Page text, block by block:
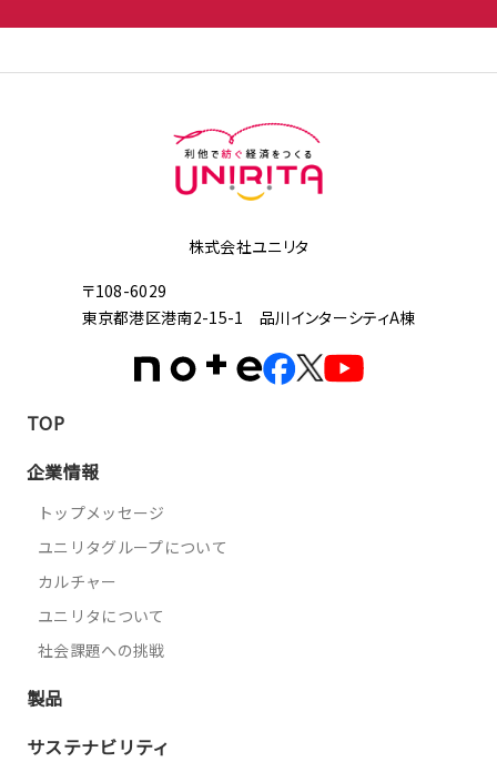
株式会社ユニリタ
〒108-6029
東京都港区港南2-15-1 品川インターシティA棟
TOP
企業情報
トップメッセージ
ユニリタグループについて
カルチャー
ユニリタについて
社会課題への挑戦
製品
サステナビリティ